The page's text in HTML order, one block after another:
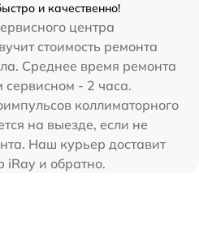
и качественно!
центра
стоимость ремонта
Среднее время ремонта
сервисном - 2 часа.
коллиматорного
на выезде, если не
Наш курьер доставит
iRay и обратно.